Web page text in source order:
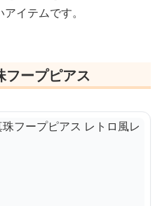
イテムです。
フープピアス